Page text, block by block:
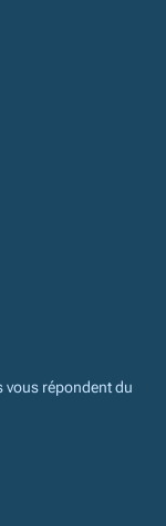
vous répondent du